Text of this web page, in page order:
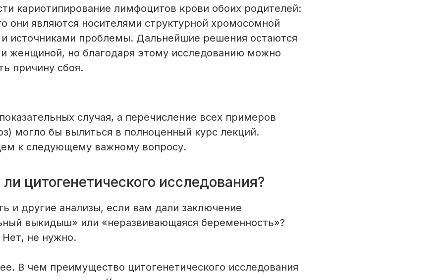
кариотипирование лимфоцитов крови обоих родителей:
они являются носителями структурной хромосомной
и источниками проблемы. Дальнейшие решения остаются
женщиной, но благодаря этому исследованию можно
причину сбоя.
случая, а перечисление всех примеров
могло бы вылиться в полноценный курс лекций.
к следующему важному вопросу.
цитогенетического исследования?
и другие анализы, если вам дали заключение
выкидыш» или «неразвивающаяся беременность»?
не нужно.
В чем преимущество цитогенетического исследования